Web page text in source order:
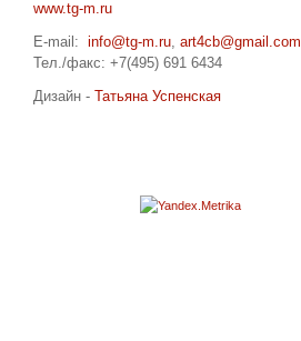
www.tg-m.ru
E-mail: info@tg-m.ru, art4cb@gmail.com
Тел./факс: +7(495) 691 6434
Дизайн - Татьяна Успенская